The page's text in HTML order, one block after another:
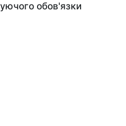
обов'язки